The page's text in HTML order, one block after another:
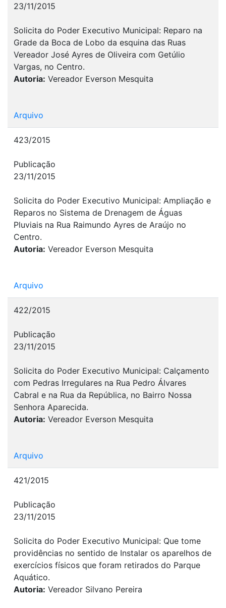
23/11/2015
Solicita do Poder Executivo Municipal: Reparo na
Grade da Boca de Lobo da esquina das Ruas
Vereador José Ayres de Oliveira com Getúlio
Vargas, no Centro.
Autoria: Vereador Everson Mesquita
Arquivo
423/2015
Publicação
23/11/2015
Solicita do Poder Executivo Municipal: Ampliação e
Reparos no Sistema de Drenagem de Águas
Pluviais na Rua Raimundo Ayres de Araújo no
Centro.
Autoria: Vereador Everson Mesquita
Arquivo
422/2015
Publicação
23/11/2015
Solicita do Poder Executivo Municipal: Calçamento
com Pedras Irregulares na Rua Pedro Álvares
Cabral e na Rua da República, no Bairro Nossa
Senhora Aparecida.
Autoria: Vereador Everson Mesquita
Arquivo
421/2015
Publicação
23/11/2015
Solicita do Poder Executivo Municipal: Que tome
providências no sentido de Instalar os aparelhos de
exercícios físicos que foram retirados do Parque
Aquático.
Autoria: Vereador Silvano Pereira